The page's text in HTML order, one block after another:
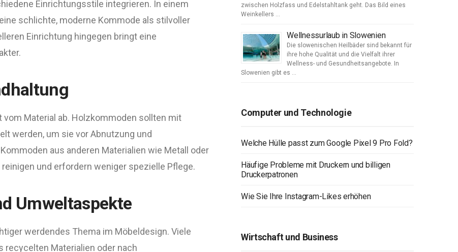
Einrichtungsstile integrieren. In einem
schlichte, moderne Kommode als stilvoller
Einrichtung hingegen bringt eine
vom Material ab. Holzkommoden sollten mit
werden, um sie vor Abnutzung und
aus anderen Materialien wie Metall oder
und erfordern weniger spezielle Pflege.
Umweltaspekte
werdendes Thema im Möbeldesign. Viele
recycelten Materialien oder nach
zwischen Holzfass und Edelstahltank geht. Das Bild eines
Weinkellers …
Wellnessurlaub in Slowenien
Die slowenischen Heilbäder sind bekannt für
ihre hohe Qualität und die Vielfalt ihrer
Wellness- und Gesundheitsangebote. In
Slowenien gibt es …
Computer und Technologie
Welche Hülle passt zum Google Pixel 9 Pro Fold?
Häufige Probleme mit Druckern und billigen
Druckerpatronen
Wie Sie Ihre Instagram-Likes erhöhen
Wirtschaft und Business